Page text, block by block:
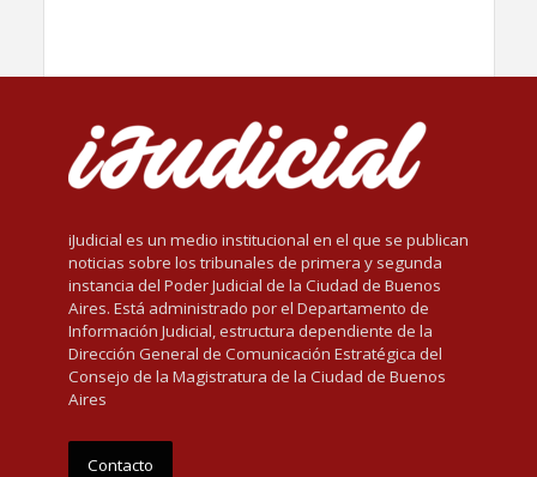
iJudicial es un medio institucional en el que se publican
noticias sobre los tribunales de primera y segunda
instancia del Poder Judicial de la Ciudad de Buenos
Aires. Está administrado por el Departamento de
Información Judicial, estructura dependiente de la
Dirección General de Comunicación Estratégica del
Consejo de la Magistratura de la Ciudad de Buenos
Aires
Contacto